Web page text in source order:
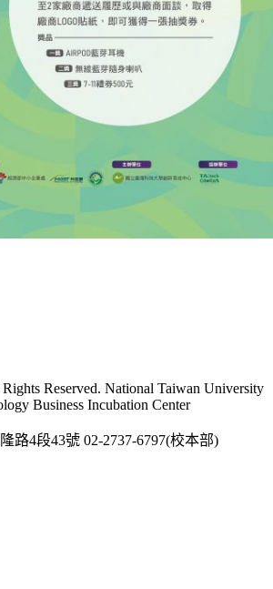
Reserved. National Taiwan University
Business Incubation Center
路4段43號 02-2737-6797(校本部)